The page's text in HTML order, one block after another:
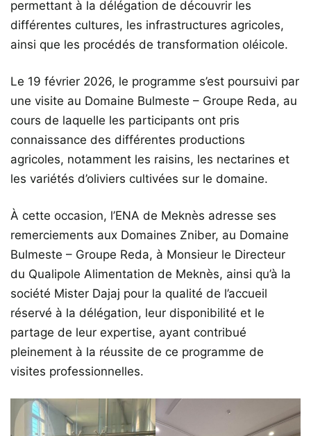
permettant à la délégation de découvrir les
différentes cultures, les infrastructures agricoles,
ainsi que les procédés de transformation oléicole.
Le 19 février 2026, le programme s’est poursuivi par
une visite au Domaine Bulmeste – Groupe Reda, au
cours de laquelle les participants ont pris
connaissance des différentes productions
agricoles, notamment les raisins, les nectarines et
les variétés d’oliviers cultivées sur le domaine.
À cette occasion, l’ENA de Meknès adresse ses
remerciements aux Domaines Zniber, au Domaine
Bulmeste – Groupe Reda, à Monsieur le Directeur
du Qualipole Alimentation de Meknès, ainsi qu’à la
société Mister Dajaj pour la qualité de l’accueil
réservé à la délégation, leur disponibilité et le
partage de leur expertise, ayant contribué
pleinement à la réussite de ce programme de
visites professionnelles.